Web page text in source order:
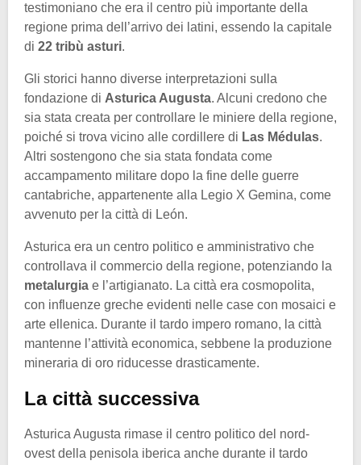
testimoniano che era il centro più importante della
regione prima dell’arrivo dei latini, essendo la capitale
di 22 tribù asturi.
Gli storici hanno diverse interpretazioni sulla
fondazione di Asturica Augusta. Alcuni credono che
sia stata creata per controllare le miniere della regione,
poiché si trova vicino alle cordillere di Las Médulas.
Altri sostengono che sia stata fondata come
accampamento militare dopo la fine delle guerre
cantabriche, appartenente alla Legio X Gemina, come
avvenuto per la città di León.
Asturica era un centro politico e amministrativo che
controllava il commercio della regione, potenziando la
metalurgia e l’artigianato. La città era cosmopolita,
con influenze greche evidenti nelle case con mosaici e
arte ellenica. Durante il tardo impero romano, la città
mantenne l’attività economica, sebbene la produzione
mineraria di oro riducesse drasticamente.
La città successiva
Asturica Augusta rimase il centro politico del nord-
ovest della penisola iberica anche durante il tardo